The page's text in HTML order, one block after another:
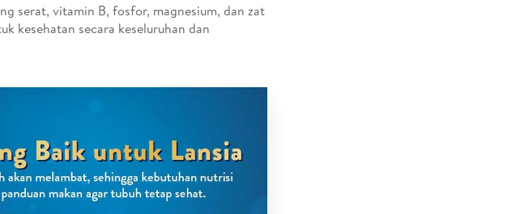
serat, vitamin B, fosfor, magnesium, dan zat
kesehatan secara keseluruhan dan